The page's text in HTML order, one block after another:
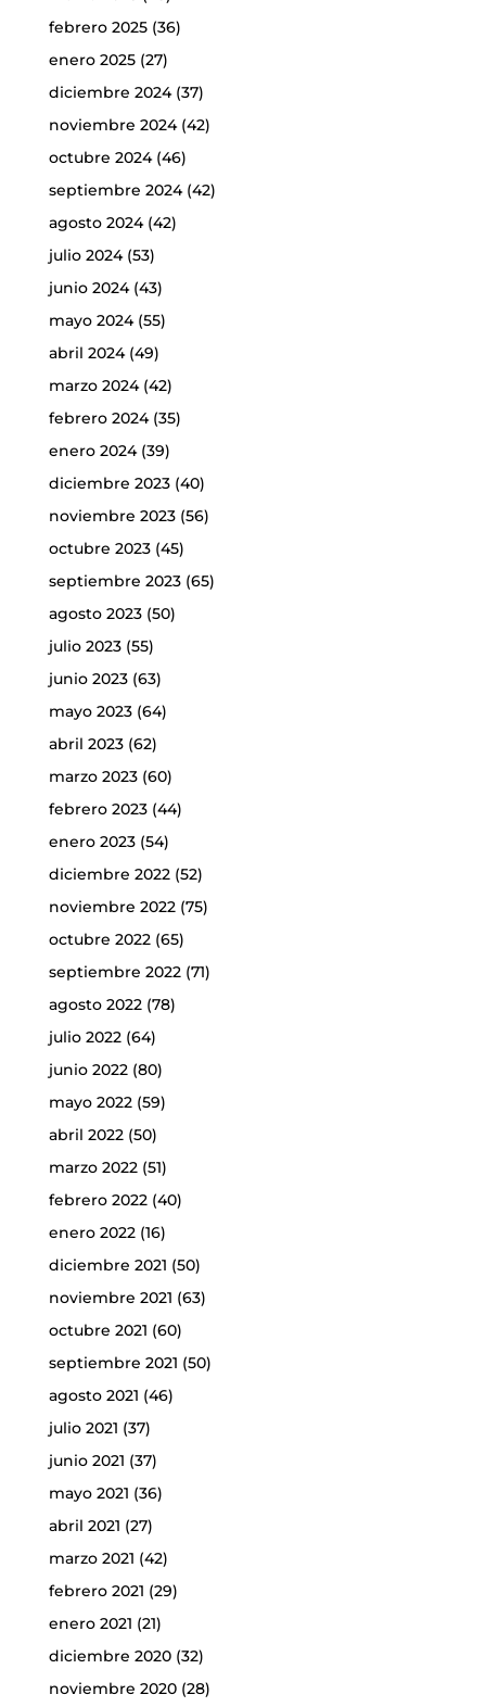
febrero 2025(36)
enero 2025(27)
diciembre 2024(37)
noviembre 2024(42)
octubre 2024(46)
septiembre 2024(42)
agosto 2024(42)
julio 2024(53)
junio 2024(43)
mayo 2024(55)
abril 2024(49)
marzo 2024(42)
febrero 2024(35)
enero 2024(39)
diciembre 2023(40)
noviembre 2023(56)
octubre 2023(45)
septiembre 2023(65)
agosto 2023(50)
julio 2023(55)
junio 2023(63)
mayo 2023(64)
abril 2023(62)
marzo 2023(60)
febrero 2023(44)
enero 2023(54)
diciembre 2022(52)
noviembre 2022(75)
octubre 2022(65)
septiembre 2022(71)
agosto 2022(78)
julio 2022(64)
junio 2022(80)
mayo 2022(59)
abril 2022(50)
marzo 2022(51)
febrero 2022(40)
enero 2022(16)
diciembre 2021 (50)
noviembre 2021 (63)
octubre 2021 (60)
septiembre 2021 (50)
agosto 2021 (46)
julio 2021 (37)
junio 2021 (37)
mayo 2021 (36)
abril 2021 (27)
marzo 2021 (42)
febrero 2021 (29)
enero 2021 (21)
diciembre 2020(32)
noviembre 2020(28)